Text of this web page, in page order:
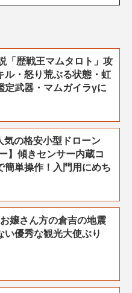
「歴戦王マムタロト」攻
ル・怒り荒ぶる状態・虹
定武器・マムガイラγに
気の格安小型ドローン
】傾きセンサー内蔵コ
簡単操作！入門用にめち
嬢さん方の倉吉の地震
い優秀な観光大使ぶり